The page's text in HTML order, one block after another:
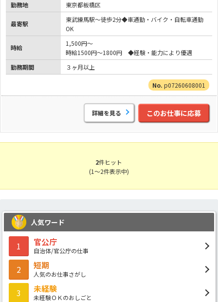
勤務地 東京都板橋区
最寄駅
東武練馬駅～徒歩2分◆車通勤・バイク・自転車通勤
OK
時給
1,500円～
時給1500円～1800円 ◆経験・能力により優遇
勤務期間
３ヶ月以上
p07260608001
詳細を見る このお仕事に応募
2件ヒット
(1～2件表示中)
人気ワード
1 官公庁
自治体/官公庁の仕事
2 短期
人気のお仕事さがし
3 未経験
未経験ＯＫのおしごと